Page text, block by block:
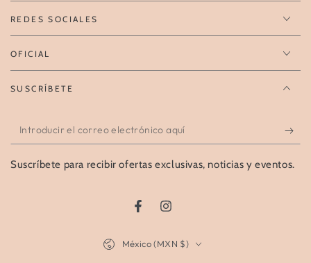
REDES SOCIALES
OFICIAL
SUSCRÍBETE
Introducir
el
correo
Suscríbete para recibir ofertas exclusivas, noticias y eventos.
FacebookInstagram
México (MXN $)